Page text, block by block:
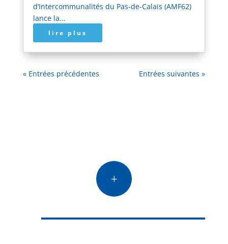
d’Intercommunalités du Pas-de-Calais (AMF62)
lance la...
lire plus
« Entrées précédentes Entrées suivantes »
L